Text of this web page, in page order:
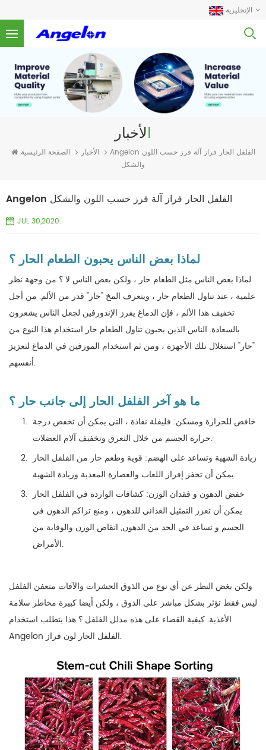
الإنجليزية
الأخبار
الصفحة الرئيسية الأخبار
Angelon الفلفل الحار فراز آلة فرز حسب اللون
والشكل
Angelon الفلفل الحار فراز آلة فرز حسب اللون والشكل
JUL 30,2020.
لماذا بعض الناس يحبون الطعام الحار ؟
لماذا بعض الناس مثل الطعام حار ، ولكن بعض الناس لا ؟ من وجهة نظر
علمية ، عند تناول الطعام حار ، ويتعرف المخ "حار" قدر من الألم. من أجل
تخفيف هذا الألم ، فإن الدماغ يفرز الإندورفين لجعل الناس يشعرون
بالسعادة. الناس الذين يحبون تناول الطعام حار استخدام هذا النوع من
"حار" استغلال تلك الأجهزة ، ومن ثم استخدام المورفين في الدماغ لتعزيز
أنفسهم.
ما هو آخر الفلفل الحار إلى جانب حار ؟
خافض للحرارة ومسكن: فليفلة نفاذة ، التي يمكن أن تخفض درجة
حرارة الجسم من خلال التعرق وتخفيف آلام العضلات.
زيادة الشهية وتساعد على الهضم: قوية وطعم حار من الفلفل الحار
يمكن أن تحفز إفراز اللعاب والعصارة المعدية وزيادة الشهية.
خفض الدهون و فقدان الوزن: كشافات الواردة في الفلفل الحار
يمكن أن تعزز التمثيل الغذائي للدهون ، ومنع تراكم الدهون في
الجسم و تساعد في الحد من الدهون, انقاص الوزن والوقاية من
الأمراض.
ولكن بغض النظر عن أي نوع من الذوق الحشرات والآفات متعفن الفلفل
ليس فقط تؤثر بشكل مباشر على الذوق ، ولكن أيضا كبيرة مخاطر سلامة
الأغذية. كيفية القضاء على هذه مدلل الفلفل ؟ هذا يتطلب استخدام
Angelon الفلفل الحار لون فراز.